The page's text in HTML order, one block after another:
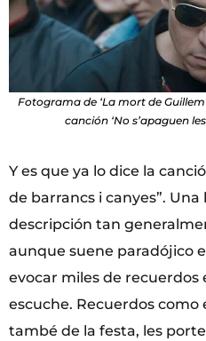
Fotograma de ‘La mort de
canción ‘No s’apaguen
Y es que ya lo dice la
de barrancs i canyes”.
descripción tan
aunque suene paradójico
evocar miles de recuerdos
escuche. Recuerdos como
també de la festa, les